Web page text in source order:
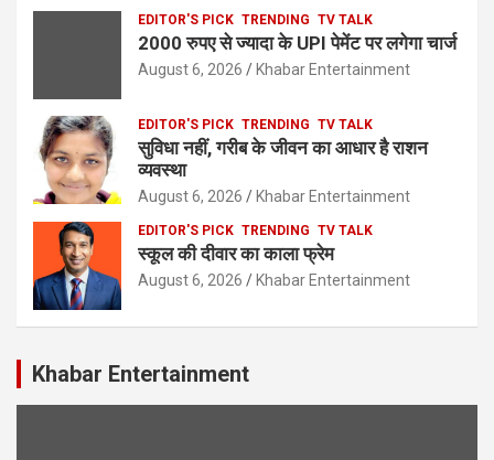
EDITOR'S PICK TRENDING TV TALK
2000 रुपए से ज्यादा के UPI पेमेंट पर लगेगा चार्ज
August 6, 2026 Khabar Entertainment
EDITOR'S PICK TRENDING TV TALK
सुविधा नहीं, गरीब के जीवन का आधार है राशन
व्यवस्था
August 6, 2026 Khabar Entertainment
EDITOR'S PICK TRENDING TV TALK
स्कूल की दीवार का काला फ्रेम
August 6, 2026 Khabar Entertainment
Khabar Entertainment